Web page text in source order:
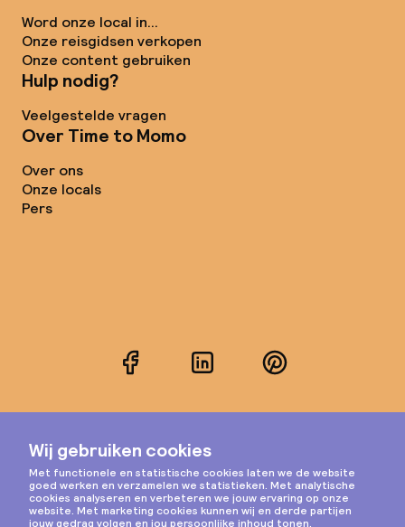
Word onze local in...
Onze reisgidsen verkopen
Onze content gebruiken
Hulp nodig?
Veelgestelde vragen
Over Time to Momo
Over ons
Onze locals
Pers
FacebookLinkedInPinterest
Instagram